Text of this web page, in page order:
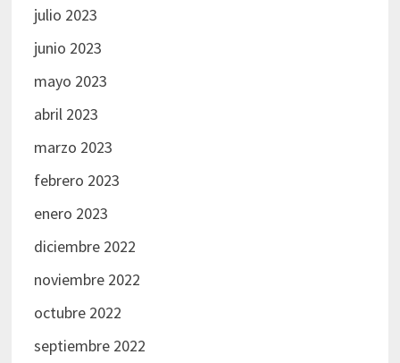
julio 2023
junio 2023
mayo 2023
abril 2023
marzo 2023
febrero 2023
enero 2023
diciembre 2022
noviembre 2022
octubre 2022
septiembre 2022